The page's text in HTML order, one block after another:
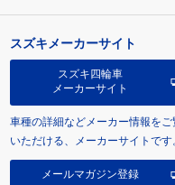
スズキメーカーサイト
スズキ四輪車
メーカーサイト
車種の詳細などメーカー情報をご
いただける、メーカーサイトです
メールマガジン登録